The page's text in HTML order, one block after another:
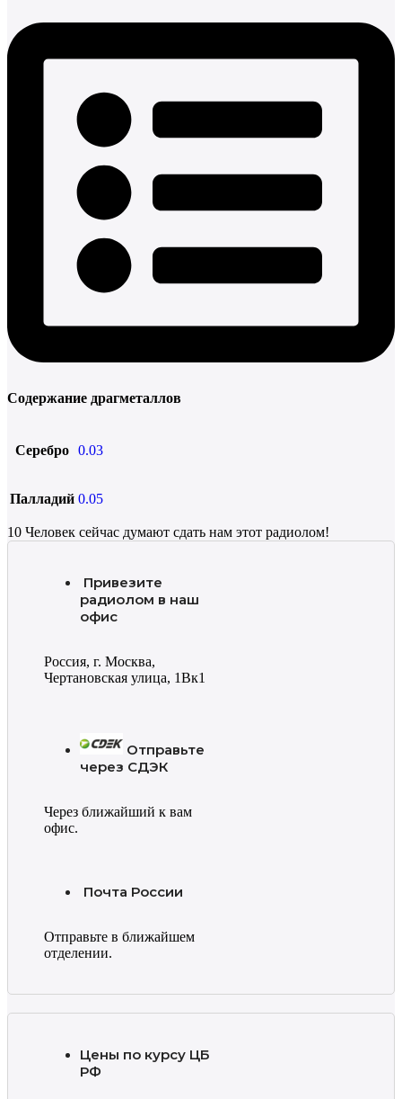
Содержание драгметаллов
Серебро 0.03
Палладий 0.05
10 Человек сейчас думают сдать нам этот радиолом!
Привезите
радиолом в наш
офис
Россия, г. Москва,
Чертановская улица, 1Вк1
Отправьте
через СДЭК
Через ближайший к вам
офис.
Почта России
Отправьте в ближайшем
отделении.
Цены по курсу ЦБ
РФ